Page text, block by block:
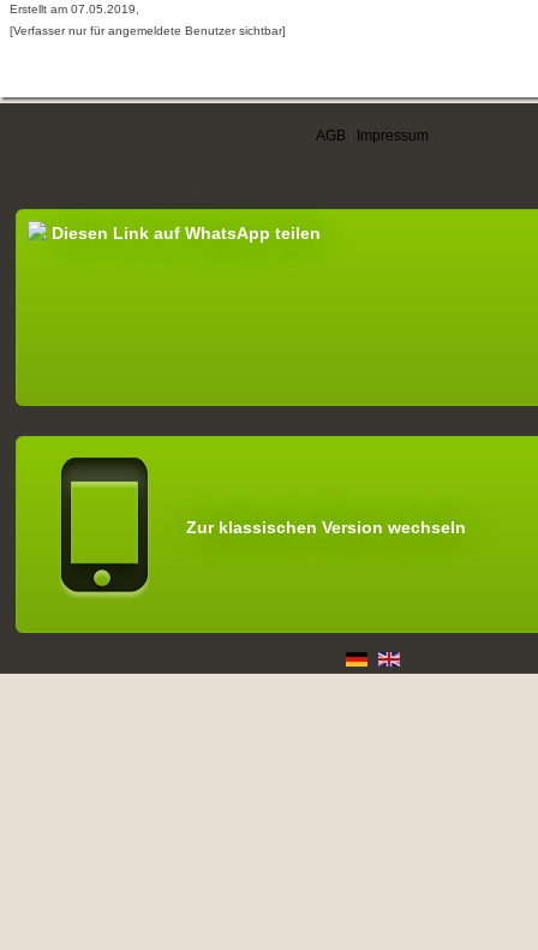
Erstellt am 07.05.2019,
[Verfasser nur für angemeldete Benutzer sichtbar]
AGB Impressum
Diesen Link auf WhatsApp teilen
Zur klassischen Version wechseln